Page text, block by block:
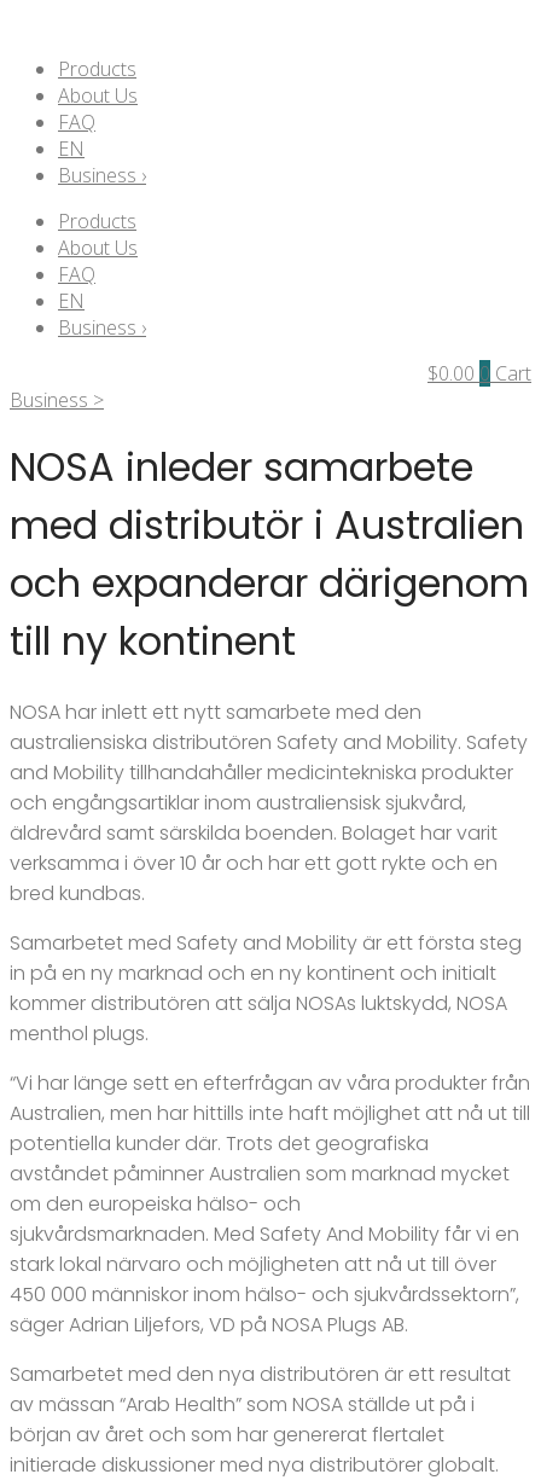
Products
About Us
FAQ
EN
Business ›
Products
About Us
FAQ
EN
Business ›
$0.00 0 Cart
Business >
NOSA inleder samarbete
med distributör i Australien
och expanderar därigenom
till ny kontinent
NOSA har inlett ett nytt samarbete med den
australiensiska distributören Safety and Mobility. Safety
and Mobility tillhandahåller medicintekniska produkter
och engångsartiklar inom australiensisk sjukvård,
äldrevård samt särskilda boenden. Bolaget har varit
verksamma i över 10 år och har ett gott rykte och en
bred kundbas.
Samarbetet med Safety and Mobility är ett första steg
in på en ny marknad och en ny kontinent och initialt
kommer distributören att sälja NOSAs luktskydd, NOSA
menthol plugs.
“Vi har länge sett en efterfrågan av våra produkter från
Australien, men har hittills inte haft möjlighet att nå ut till
potentiella kunder där. Trots det geografiska
avståndet påminner Australien som marknad mycket
om den europeiska hälso- och
sjukvårdsmarknaden. Med Safety And Mobility får vi en
stark lokal närvaro och möjligheten att nå ut till över
450 000 människor inom hälso- och sjukvårdssektorn”,
säger Adrian Liljefors, VD på NOSA Plugs AB.
Samarbetet med den nya distributören är ett resultat
av mässan “Arab Health” som NOSA ställde ut på i
början av året och som har genererat flertalet
initierade diskussioner med nya distributörer globalt.